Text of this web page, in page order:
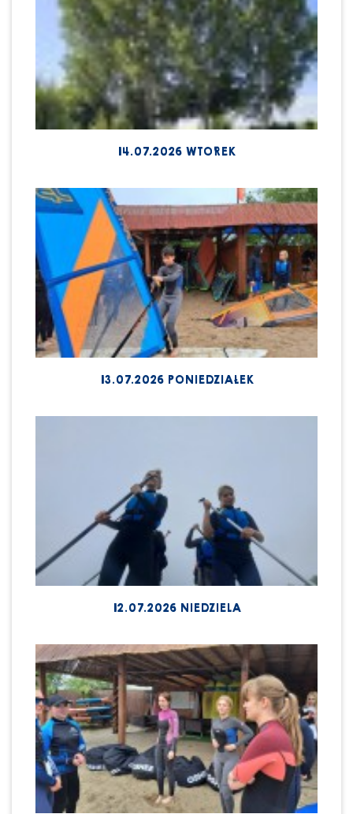
14.07.2026 WTOREK
13.07.2026 PONIEDZIAŁEK
12.07.2026 NIEDZIELA